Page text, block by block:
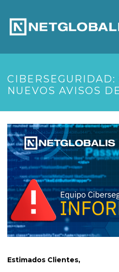
CIBERSEGURIDAD:
NUEVOS AVISOS
Estimados Clientes,